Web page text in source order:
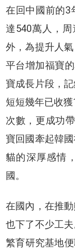
在回中國前的3
達540萬人，
外，為提升人
平台增加福寶
寶成長片段，
短短幾年已收
次數，更成功
寶回國牽起韓
貓的深厚感情
國。
在國內，在推
也下了不少工
繁育研究基地